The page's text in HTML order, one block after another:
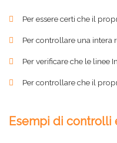
Per essere certi che il
Per controllare una intera
Per verificare che le linee
Per controllare che il
Esempi di controlli